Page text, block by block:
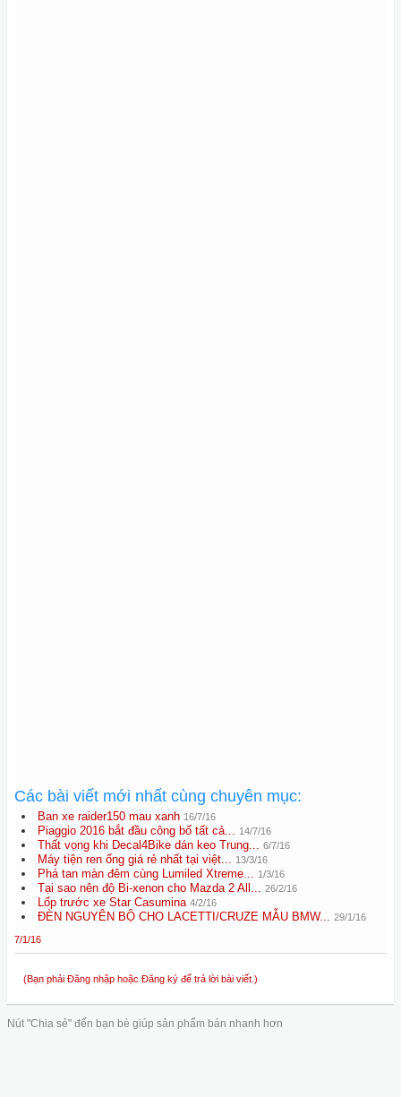
Các bài viết mới nhất cùng chuyên mục:
Ban xe raider150 mau xanh 16/7/16
Piaggio 2016 bắt đầu công bố tất cả... 14/7/16
Thất vọng khi Decal4Bike dán keo Trung... 6/7/16
Máy tiện ren ống giá rẻ nhất tại việt... 13/3/16
Phá tan màn đêm cùng Lumiled Xtreme... 1/3/16
Tại sao nên độ Bi-xenon cho Mazda 2 All... 26/2/16
Lốp trước xe Star Casumina 4/2/16
ĐÈN NGUYÊN BỘ CHO LACETTI/CRUZE MẪU BMW... 29/1/16
7/1/16
(Bạn phải Đăng nhập hoặc Đăng ký để trả lời bài viết.)
Nút "Chia sẻ" đến bạn bè giúp sản phẩm bán nhanh hơn